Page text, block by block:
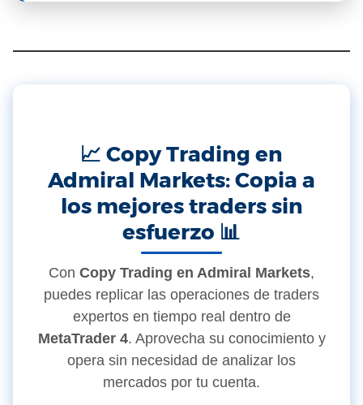
📈 Copy Trading en
Admiral Markets: Copia a
los mejores traders sin
esfuerzo 📊
Con Copy Trading en Admiral Markets,
puedes replicar las operaciones de traders
expertos en tiempo real dentro de
MetaTrader 4. Aprovecha su conocimiento y
opera sin necesidad de analizar los
mercados por tu cuenta.